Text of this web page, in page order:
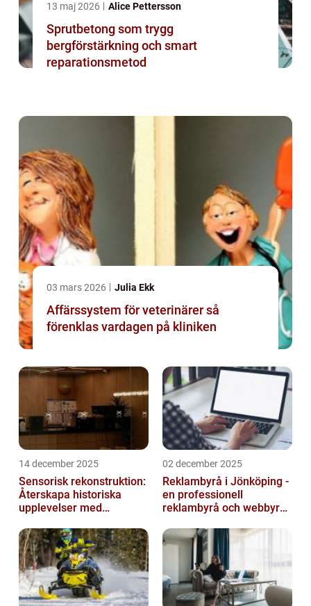
13 maj 2026 Alice Pettersson
Sprutbetong som trygg
bergförstärkning och smart
reparationsmetod
03 mars 2026 Julia Ekk
Affärssystem för veterinärer så
förenklas vardagen på kliniken
14 december 2025
Sensorisk rekonstruktion:
Återskapa historiska
upplevelser med
02 december 2025
Reklambyrå i Jönköping -
en professionell
reklambyrå och webbyrå
kommunikati...